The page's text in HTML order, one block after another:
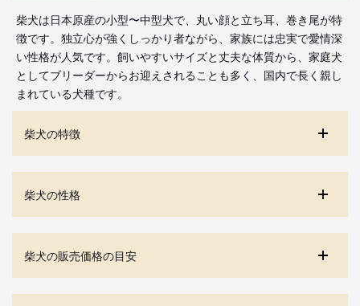
柴犬は日本原産の小型〜中型犬で、丸い顔と立ち耳、巻き尾が特
徴です。独立心が強くしっかり者ながら、家族には忠実で愛情深
い性格が人気です。飼いやすいサイズと丈夫な体質から、家庭犬
としてブリーダーからお迎えされることも多く、国内で長く親し
まれている犬種です。
柴犬の特徴
柴犬の性格
柴犬の販売価格の目安